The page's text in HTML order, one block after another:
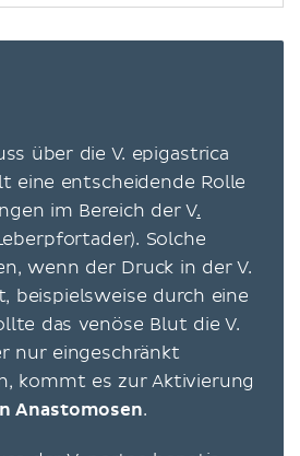
über die V. epigastrica
eine entscheidende Rolle
im Bereich der V.
Solche
wenn der Druck in der V.
beispielsweise durch eine
das venöse Blut die V.
nur eingeschränkt
kommt es zur Aktivierung
Anastomosen.